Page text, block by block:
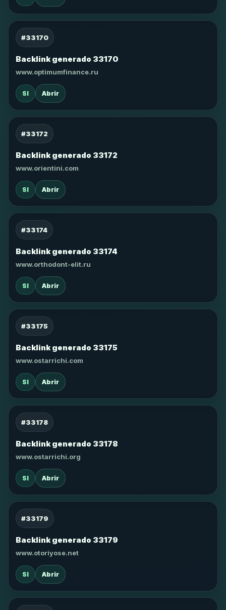
#33170
Backlink generado 33170
www.optimumfinance.ru
SI Abrir
#33172
Backlink generado 33172
www.orientini.com
SI Abrir
#33174
Backlink generado 33174
www.orthodont-elit.ru
SI Abrir
#33175
Backlink generado 33175
www.ostarrichi.com
SI Abrir
#33178
Backlink generado 33178
www.ostarrichi.org
SI Abrir
#33179
Backlink generado 33179
www.otoriyose.net
SI Abrir